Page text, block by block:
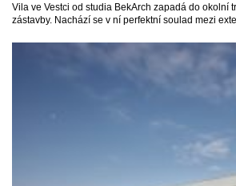
Vila ve Vestci od studia BekArch zapadá do okolní
zástavby. Nachází se v ní perfektní soulad mezi